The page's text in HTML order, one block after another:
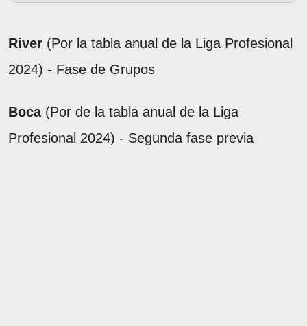
River (Por la tabla anual de la Liga Profesional
2024) - Fase de Grupos
Boca (Por de la tabla anual de la Liga
Profesional 2024) - Segunda fase previa